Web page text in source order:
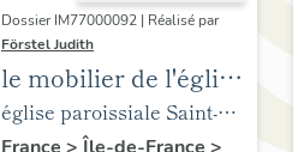
Dossier IM77000092 | Réalisé par
Förstel Judith
le mobilier de l'église
Saint-Aspais
église paroissiale Saint-
Aspais